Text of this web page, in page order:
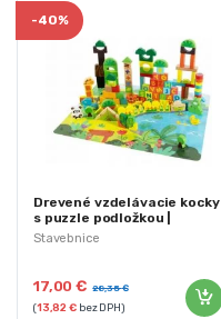
Stavebnice
-40%
Drevené vzdelávacie kocky
s puzzle podložkou |
džungľa
17,00€ 28,35€
(13,82€bez DPH)